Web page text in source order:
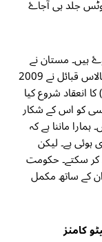
جلد ہی آجاۓ
ہیں۔ مستان نے
کہا کہ اپنے پسندیدہ پرندے کی حفاظت کے لیے، پالاس قبائل نے 2009
انعقاد شروع کیا
کسی کو اس کے شکار
ماننا ہے کہ
ہے۔ لیکن
کر سکتے۔ حکومت
ان کے ساتھ مکمل
کامنز